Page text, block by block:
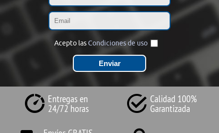
Acepto lasCondiciones de uso
Entregas en
24/72 horas
Calidad 100%
Garantizada